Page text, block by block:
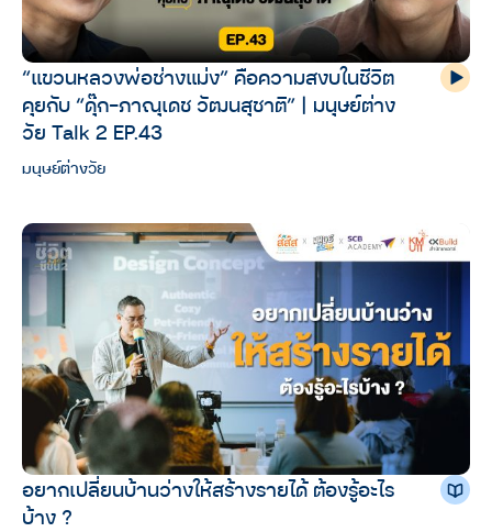
“แขวนหลวงพ่อช่างแม่ง” คือความสงบในชีวิต
คุยกับ “ดุ๊ก-ภาณุเดช วัฒนสุชาติ” | มนุษย์ต่าง
วัย Talk 2 EP.43
มนุษย์ต่างวัย
อยากเปลี่ยนบ้านว่างให้สร้างรายได้ ต้องรู้อะไร
บ้าง ?